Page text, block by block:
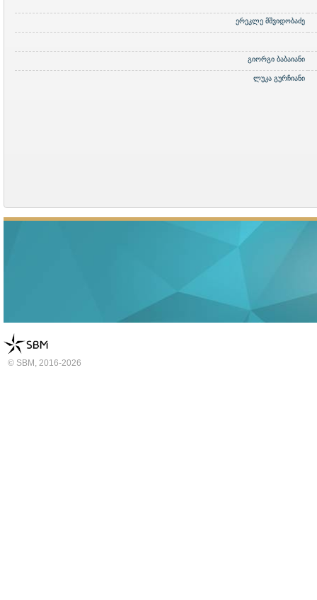
ერეკლე მშვიდობაძე
გიორგი ბაბაიანი
ლუკა გურჩიანი
© SBM, 2016-2026